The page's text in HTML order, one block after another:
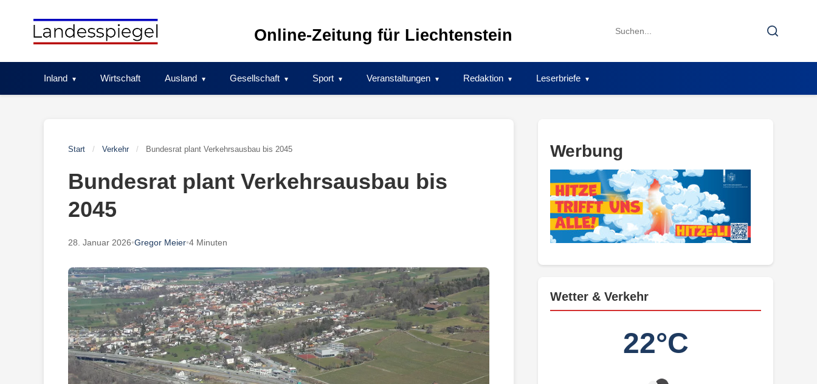
Online-Zeitung für Liechtenstein
Search
Search
Inland Wirtschaft Ausland Gesellschaft Sport Veranstaltungen Redaktion Leserbriefe
Start / Verkehr / Bundesrat plant Verkehrsausbau bis 2045
Bundesrat plant Verkehrsausbau bis
2045
28. Januar 2026•Gregor Meier•4 Minuten
Werbung
Wetter & Verkehr
22°C